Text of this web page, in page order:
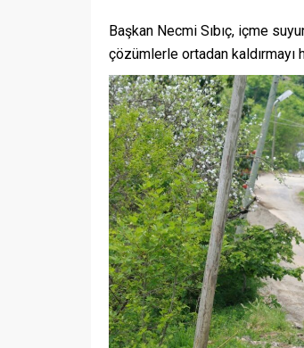
Başkan Necmi Sıbıç, içme
çözümlerle ortadan